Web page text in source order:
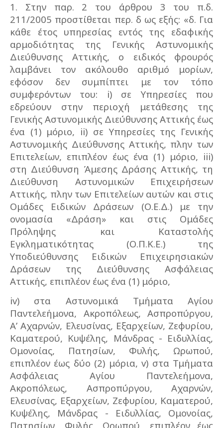
1. Στην παρ. 2 του άρθρου 3 του π.δ.
211/2005 προστίθεται περ. δ ως εξής: «δ. Για
κάθε έτος υπηρεσίας εντός της εδαφικής
αρμοδιότητας της Γενικής Αστυνομικής
Διεύθυνσης Αττικής, ο ειδικός φρουρός
λαμβάνει τον ακόλουθο αριθμό μορίων,
εφόσον δεν συμπίπτει με τον τόπο
συμφερόντων του: i) σε Υπηρεσίες που
εδρεύουν στην περιοχή μετάθεσης της
Γενικής Αστυνομικής Διεύθυνσης Αττικής έως
ένα (1) μόριο, ii) σε Υπηρεσίες της Γενικής
Αστυνομικής Διεύθυνσης Αττικής, πλην των
Επιτελείων, επιπλέον έως ένα (1) μόριο, iii)
στη Διεύθυνση Άμεσης Δράσης Αττικής, τη
Διεύθυνση Αστυνομικών Επιχειρήσεων
Αττικής, πλην των Επιτελείων αυτών και στις
Ομάδες Ειδικών Δράσεων (Ο.Ε.Δ.) με την
ονομασία «Δράση» και στις Ομάδες
Πρόληψης και Καταστολής
Εγκληματικότητας (Ο.Π.Κ.Ε.) της
Υποδιεύθυνσης Ειδικών Επιχειρησιακών
Δράσεων της Διεύθυνσης Ασφάλειας
Αττικής, επιπλέον έως ένα (1) μόριο,
iv) στα Αστυνομικά Τμήματα Αγίου
Παντελεήμονα, Ακροπόλεως, Ασπροπύργου,
Α’ Αχαρνών, Ελευσίνας, Εξαρχείων, Ζεφυρίου,
Καματερού, Κυψέλης, Μάνδρας - Ειδυλλίας,
Ομονοίας, Πατησίων, Φυλής, Ωρωπού,
επιπλέον έως δύο (2) μόρια, v) στα Τμήματα
Ασφάλειας Αγίου Παντελεήμονα,
Ακροπόλεως, Ασπροπύργου, Αχαρνών,
Ελευσίνας, Εξαρχείων, Ζεφυρίου, Καματερού,
Κυψέλης, Μάνδρας - Ειδυλλίας, Ομονοίας,
Πατησίων, Φυλής, Ωρωπού, επιπλέον έως